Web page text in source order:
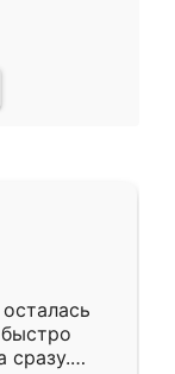
сразу.